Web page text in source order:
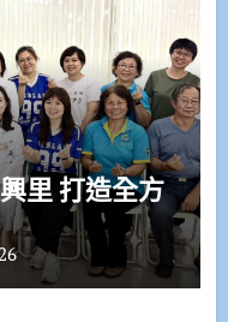
里 打造全方